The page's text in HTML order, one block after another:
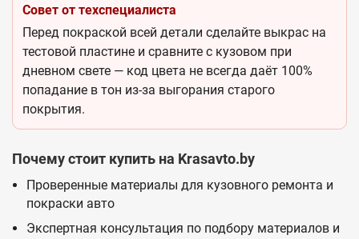
Совет от техспециалиста
Перед покраской всей детали сделайте выкрас на
тестовой пластине и сравните с кузовом при
дневном свете — код цвета не всегда даёт 100%
попадание в тон из-за выгорания старого
покрытия.
Почему стоит купить на Krasavto.by
Проверенные материалы для кузовного ремонта и
покраски авто
Экспертная консультация по подбору материалов и